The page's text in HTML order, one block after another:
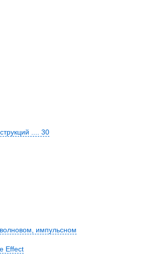
.... 30
импульсном
Effect